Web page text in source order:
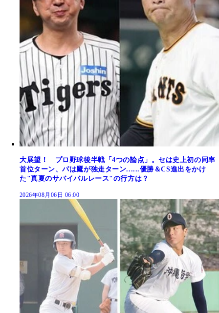
大展望！ プロ野球後半戦「4つの論点」。セは史上初の同率
首位ターン、パは鷹が独走ターン......優勝＆CS進出をかけ
た"真夏のサバイバルレース"の行方は？
2026年08月06日 06:00